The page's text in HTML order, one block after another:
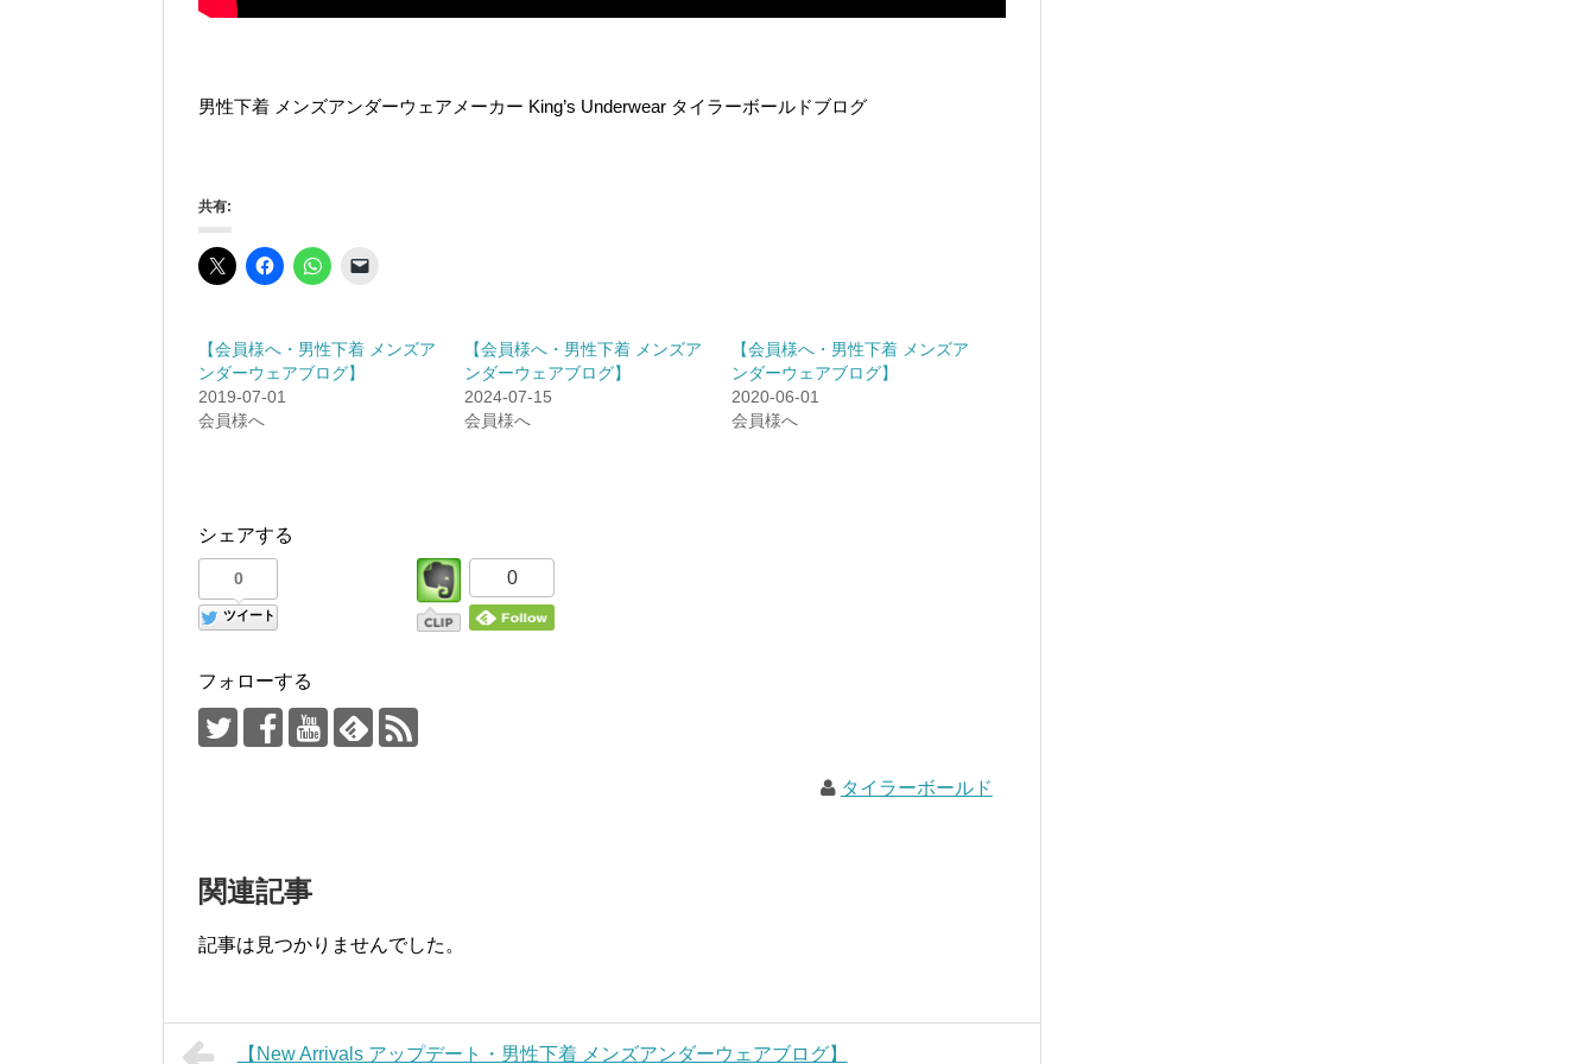
男性下着 メンズアンダーウェアメーカー King’s Underwear タイラーボールドブログ
共有:
【会員様へ・男性下着 メンズア
ンダーウェアブログ】
2019-07-01
会員様へ
【会員様へ・男性下着 メンズア
ンダーウェアブログ】
2024-07-15
会員様へ
【会員様へ・男性下着 メンズア
ンダーウェアブログ】
2020-06-01
会員様へ
シェアする
0
ツイート
0
フォローする
タイラーボールド
関連記事
記事は見つかりませんでした。
【New Arrivals アップデート・男性下着 メンズアンダーウェアブログ】